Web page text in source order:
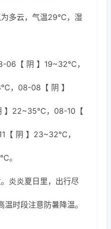
为多云，气温29℃，湿
06【 阴 】19~32℃，
，08-08【 阴 】
】22~35℃，08-10【
【 阴 】23~32℃，
。
炎炎夏日里，出行尽
时段注意防暑降温。